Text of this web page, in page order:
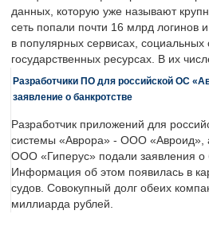
данных, которую уже называют
сеть попали почти 16 млрд логинов
в популярных сервисах, социальных
государственных ресурсах. В их
Разработчики ПО для российской ОС
заявление о банкротстве
Разработчик приложений для
системы «Аврора» - ООО «Авроид»,
ООО «Гиперус» подали заявления о
Информация об этом появилась в
судов. Совокупный долг обеих
миллиарда рублей.